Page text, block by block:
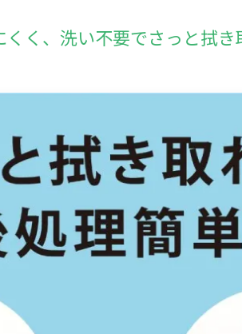
く、洗い不要でさっと拭き